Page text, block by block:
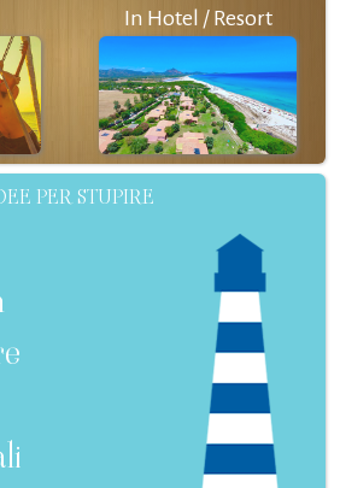
In Hotel / Resort
PER STUPIRE